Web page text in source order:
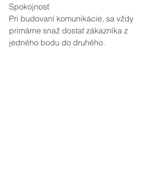
Spokojnosť
Pri budovaní komunikácie, sa vždy
primárne snaž dostať zákazníka z
jedného bodu do druhého.